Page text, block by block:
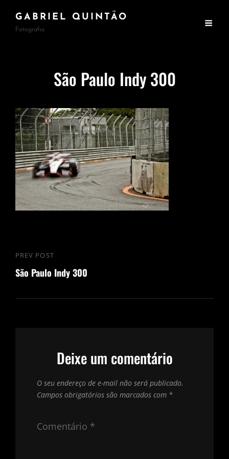
GABRIEL QUINTÃO
Fotografia
São Paulo Indy 300
Navegação
de
Previous
Post
PREV POST
São Paulo Indy 300
Deixe um comentário
O seu endereço de e-mail não será publicado.
Campos obrigatórios são marcados com *
Comentário *